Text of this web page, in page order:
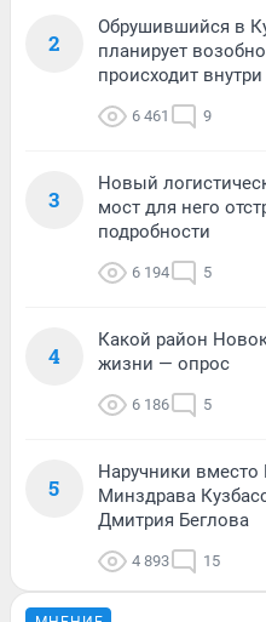
2
Обрушившийся в
планирует
происходит внутри
6 461 9
3
Новый
мост для него
подробности
6 194 5
4
Какой район
жизни — опрос
6 186 5
5
Наручники вместо
Минздрава
Дмитрия Беглова
4 893 15